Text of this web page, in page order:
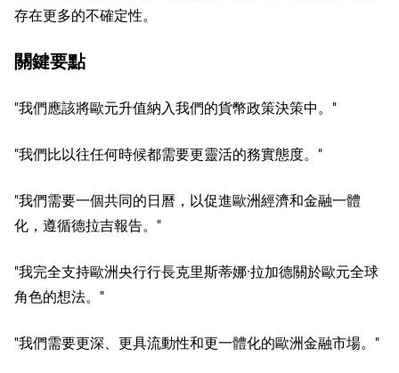
存在更多的不確定性。
關鍵要點
"我們應該將歐元升值納入我們的貨幣政策決策中。"
"我們比以往任何時候都需要更靈活的務實態度。"
"我們需要一個共同的日曆，以促進歐洲經濟和金融一體
化，遵循德拉吉報告。"
"我完全支持歐洲央行行長克里斯蒂娜·拉加德關於歐元全球
角色的想法。"
"我們需要更深、更具流動性和更一體化的歐洲金融市場。"